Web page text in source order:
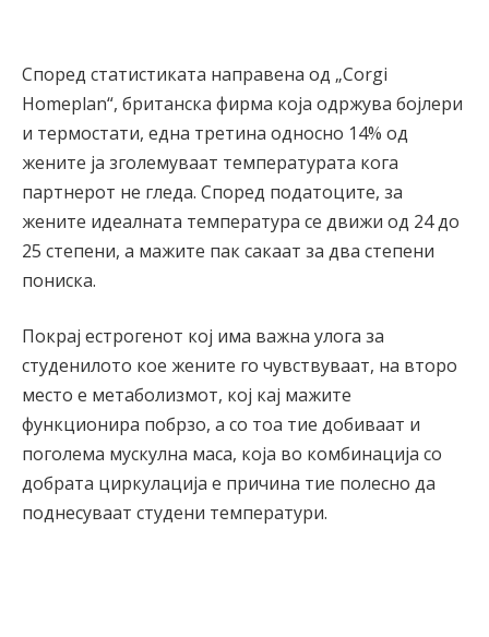
Според статистиката направена од „Corgi
Homeplan“, британска фирма која одржува бојлери
и термостати, една третина односно 14% од
жените ја зголемуваат температурата кога
партнерот не гледа. Според податоците, за
жените идеалната температура се движи од 24 до
25 степени, а мажите пак сакаат за два степени
пониска.
Покрај естрогенот кој има важна улога за
студенилото кое жените го чувствуваат, на второ
место е метаболизмот, кој кај мажите
функционира побрзо, а со тоа тие добиваат и
поголема мускулна маса, која во комбинација со
добрата циркулација е причина тие полесно да
поднесуваат студени температури.